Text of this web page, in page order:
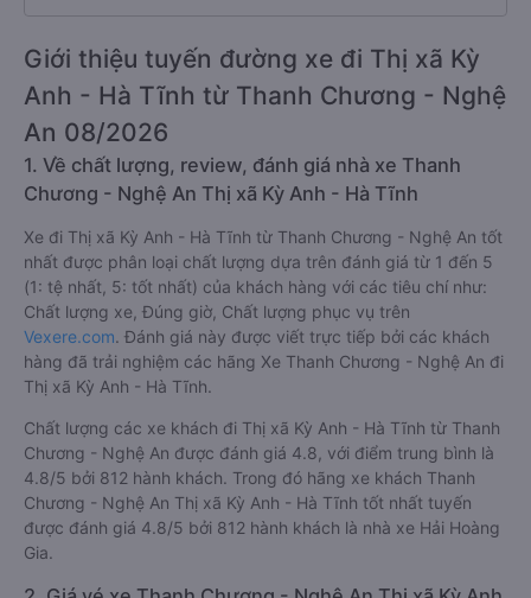
Giới thiệu tuyến đường xe đi Thị xã Kỳ
Anh - Hà Tĩnh từ Thanh Chương - Nghệ
An 08/2026
1. Về chất lượng, review, đánh giá nhà xe Thanh
Chương - Nghệ An Thị xã Kỳ Anh - Hà Tĩnh
Xe đi Thị xã Kỳ Anh - Hà Tĩnh từ Thanh Chương - Nghệ An tốt
nhất được phân loại chất lượng dựa trên đánh giá từ 1 đến 5
(1: tệ nhất, 5: tốt nhất) của khách hàng với các tiêu chí như:
Chất lượng xe, Đúng giờ, Chất lượng phục vụ trên
Vexere.com. Đánh giá này được viết trực tiếp bởi các khách
hàng đã trải nghiệm các hãng Xe Thanh Chương - Nghệ An đi
Thị xã Kỳ Anh - Hà Tĩnh.
Chất lượng các xe khách đi Thị xã Kỳ Anh - Hà Tĩnh từ Thanh
Chương - Nghệ An được đánh giá 4.8, với điểm trung bình là
4.8/5 bởi 812 hành khách. Trong đó hãng xe khách Thanh
Chương - Nghệ An Thị xã Kỳ Anh - Hà Tĩnh tốt nhất tuyến
được đánh giá 4.8/5 bởi 812 hành khách là nhà xe Hải Hoàng
Gia.